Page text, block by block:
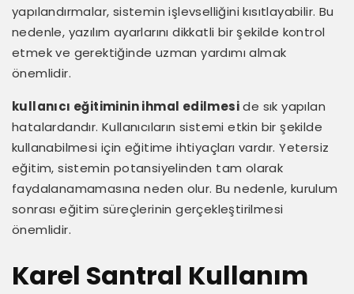
yapılandırmalar, sistemin işlevselliğini kısıtlayabilir. Bu
nedenle, yazılım ayarlarını dikkatli bir şekilde kontrol
etmek ve gerektiğinde uzman yardımı almak
önemlidir.
kullanıcı eğitiminin ihmal edilmeside sık yapılan
hatalardandır. Kullanıcıların sistemi etkin bir şekilde
kullanabilmesi için eğitime ihtiyaçları vardır. Yetersiz
eğitim, sistemin potansiyelinden tam olarak
faydalanamamasına neden olur. Bu nedenle, kurulum
sonrası eğitim süreçlerinin gerçekleştirilmesi
önemlidir.
Karel Santral Kullanım